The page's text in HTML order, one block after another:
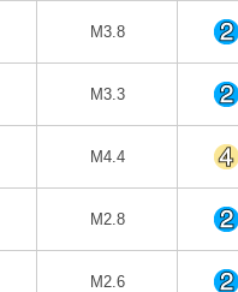
M3.8
M3.3
M4.4
M2.8
M2.6